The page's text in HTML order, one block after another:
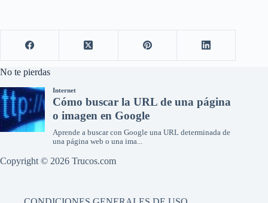
No te pierdas
Copyright © 2026 Trucos.com